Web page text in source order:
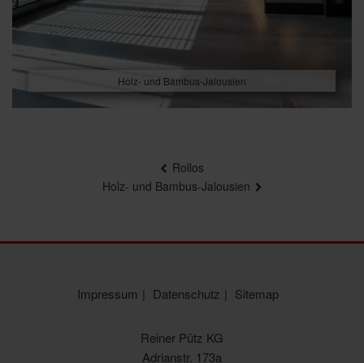
Holz- und Bambus-Jalousien
Rollos
Holz- und Bambus-Jalousien
Impressum Datenschutz Sitemap
Reiner Pütz KG
Adrianstr. 173a